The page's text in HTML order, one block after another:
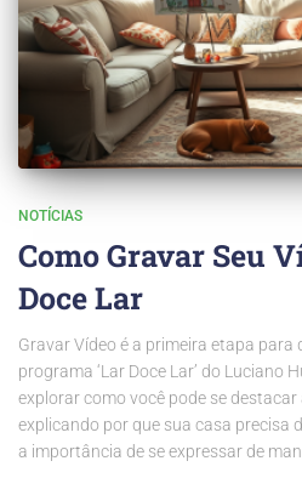
NOTÍCIAS
Como Gravar Seu
Doce Lar
Gravar Vídeo é a primeira etapa para
programa ‘Lar Doce Lar’ do Luciano
explorar como você pode se destacar
explicando por que sua casa precisa
a importância de se expressar de